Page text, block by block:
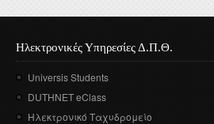
Ηλεκτρονικές Υπηρεσίες Δ.Π.Θ.
Universis Students
DUTHNET eClass
Ηλεκτρονικό Ταχυδρομείο